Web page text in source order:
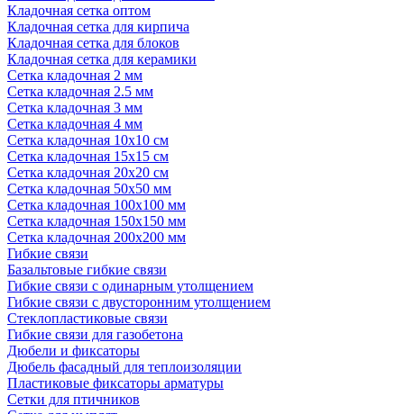
Кладочная сетка оптом
Кладочная сетка для кирпича
Кладочная сетка для блоков
Кладочная сетка для керамики
Сетка кладочная 2 мм
Сетка кладочная 2.5 мм
Сетка кладочная 3 мм
Сетка кладочная 4 мм
Сетка кладочная 10x10 см
Сетка кладочная 15x15 см
Сетка кладочная 20x20 см
Сетка кладочная 50x50 мм
Сетка кладочная 100x100 мм
Сетка кладочная 150x150 мм
Сетка кладочная 200x200 мм
Гибкие связи
Базальтовые гибкие связи
Гибкие связи с одинарным утолщением
Гибкие связи с двусторонним утолщением
Стеклопластиковые связи
Гибкие связи для газобетона
Дюбели и фиксаторы
Дюбель фасадный для теплоизоляции
Пластиковые фиксаторы арматуры
Сетки для птичников